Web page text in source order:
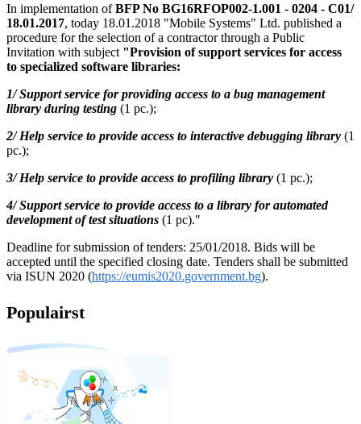
In implementation ofBFP No BG16RFOP002-1.001 - 0204 - C01/
18.01.2017, today 18.01.2018 "Mobile Systems" Ltd. published a
procedure for the selection of a contractor through a Public
Invitation with subject "Provision of support services for access
to specialized software libraries:
1/ Support service for providing access to a bug management
library during testing (1 pc.);
2/ Help service to provide access to interactive debugging library (1
pc.);
3/ Help service to provide access to profiling library (1 pc.);
4/ Support service to provide access to a library for automated
development of test situations (1 pc)."
Deadline for submission of tenders: 25/01/2018. Bids will be
accepted until the specified closing date. Tenders shall be submitted
via ISUN 2020 (https://eumis2020.government.bg).
Populairst